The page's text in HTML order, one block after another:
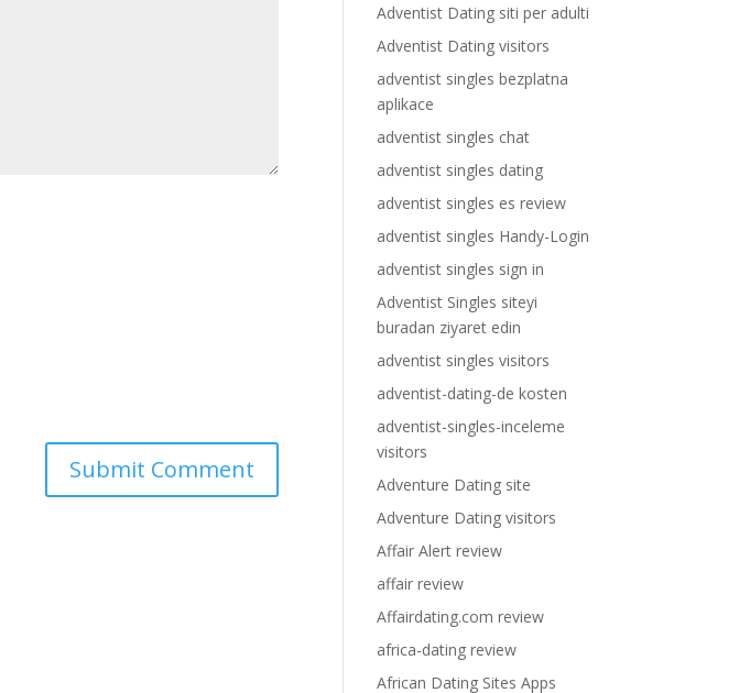
Adventist Dating siti per adulti
Adventist Dating visitors
adventist singles bezplatna
aplikace
adventist singles chat
adventist singles dating
adventist singles es review
adventist singles Handy-Login
adventist singles sign in
Adventist Singles siteyi
buradan ziyaret edin
adventist singles visitors
adventist-dating-de kosten
adventist-singles-inceleme
visitors
Adventure Dating site
Adventure Dating visitors
Affair Alert review
affair review
Affairdating.com review
africa-dating review
African Dating Sites Apps